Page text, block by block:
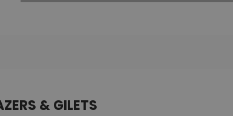
& GILETS